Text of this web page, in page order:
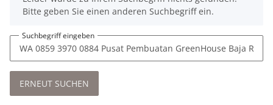
Bitte geben Sie einen anderen Suchbegriff ein.
Suchbegriff eingeben
ERNEUT SUCHEN